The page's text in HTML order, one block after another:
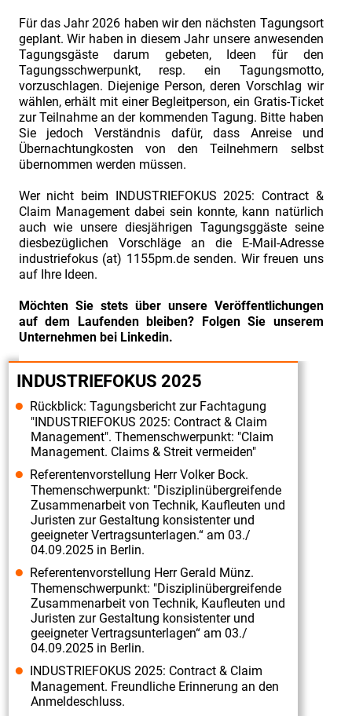
Für das Jahr 2026 haben wir den nächsten Tagungsort
geplant. Wir haben in diesem Jahr unsere anwesenden
Tagungsgäste darum gebeten, Ideen für den
Tagungsschwerpunkt, resp. ein Tagungsmotto,
vorzuschlagen. Diejenige Person, deren Vorschlag wir
wählen, erhält mit einer Begleitperson, ein Gratis-Ticket
zur Teilnahme an der kommenden Tagung. Bitte haben
Sie jedoch Verständnis dafür, dass Anreise und
Übernachtungkosten von den Teilnehmern selbst
übernommen werden müssen.
Wer nicht beim INDUSTRIEFOKUS 2025: Contract &
Claim Management dabei sein konnte, kann natürlich
auch wie unsere diesjährigen Tagungsggäste seine
diesbezüglichen Vorschläge an die E-Mail-Adresse
industriefokus (at) 1155pm.de senden. Wir freuen uns
auf Ihre Ideen.
Möchten Sie stets über unsere Veröffentlichungen
auf dem Laufenden bleiben? Folgen Sie unserem
Unternehmen bei Linkedin.
INDUSTRIEFOKUS 2025
Rückblick: Tagungsbericht zur Fachtagung
"INDUSTRIEFOKUS 2025: Contract & Claim
Management". Themenschwerpunkt: "Claim
Management. Claims & Streit vermeiden"
Referentenvorstellung Herr Volker Bock.
Themenschwerpunkt: "Disziplinübergreifende
Zusammenarbeit von Technik, Kaufleuten und
Juristen zur Gestaltung konsistenter und
geeigneter Vertragsunterlagen.“ am 03./
04.09.2025 in Berlin.
Referentenvorstellung Herr Gerald Münz.
Themenschwerpunkt: "Disziplinübergreifende
Zusammenarbeit von Technik, Kaufleuten und
Juristen zur Gestaltung konsistenter und
geeigneter Vertragsunterlagen“ am 03./
04.09.2025 in Berlin.
INDUSTRIEFOKUS 2025: Contract & Claim
Management. Freundliche Erinnerung an den
Anmeldeschluss.